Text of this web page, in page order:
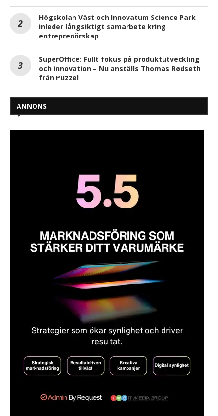
Högskolan Väst och Innovatum Science Park
inleder långsiktigt samarbete kring
entreprenörskap
SuperOffice: Fullt fokus på produktutveckling
och innovation – Nu anställs Thomas Rødseth
från Puzzel
ANNONS